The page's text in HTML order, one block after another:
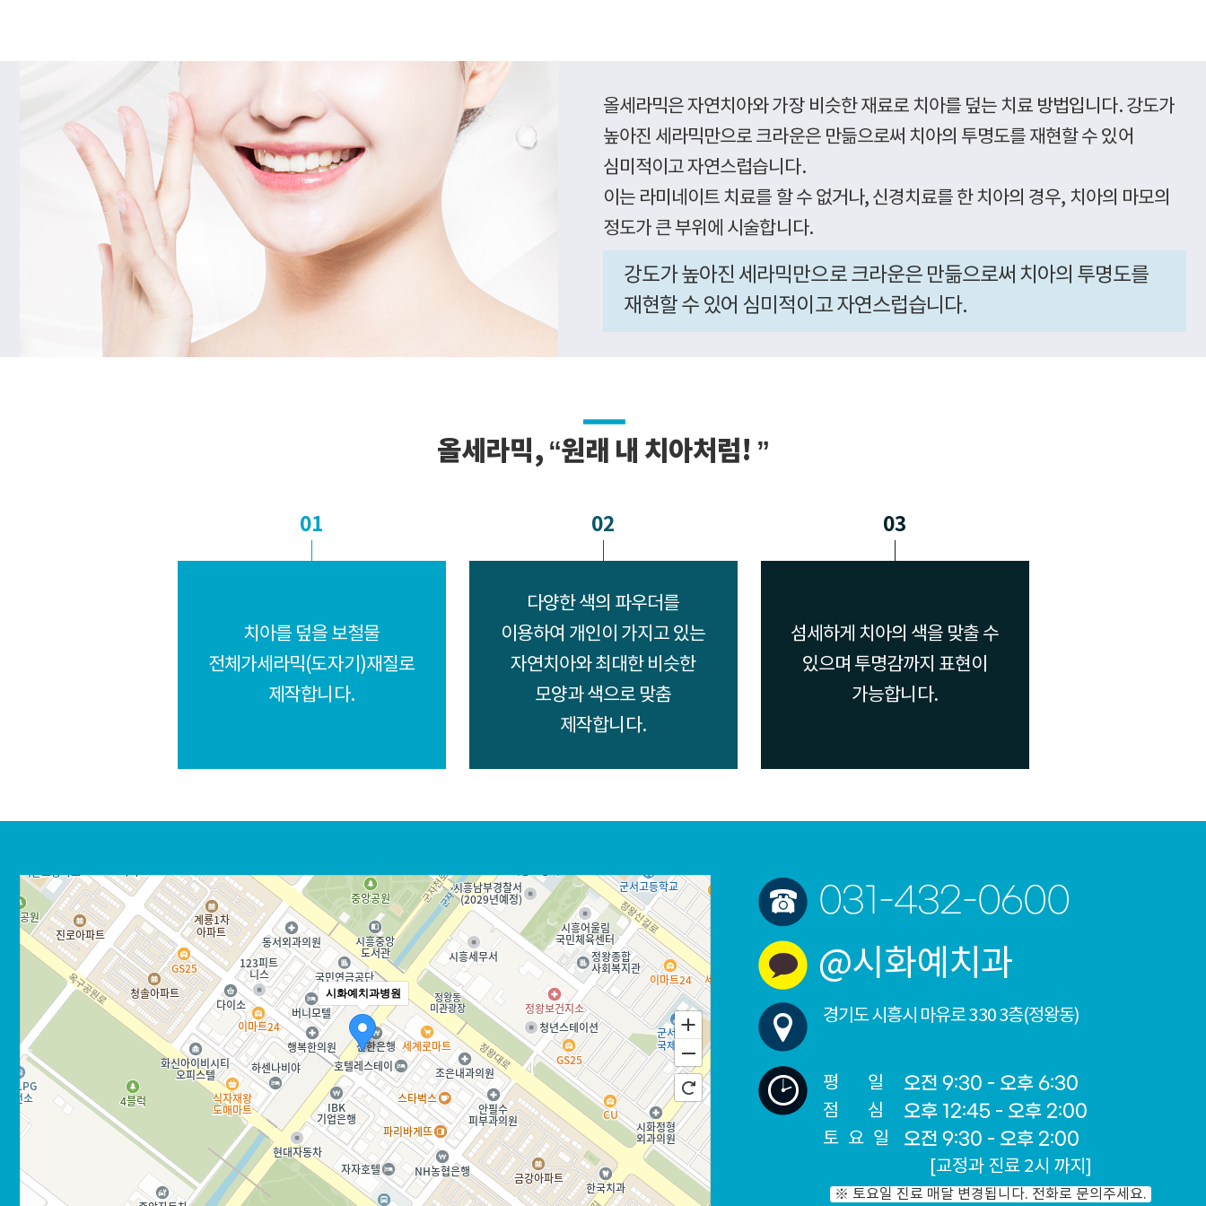
올세라믹은 자연치아와 가장 비슷한 재료로 치아를 덮는 치료 방법입니다. 강도가
높아진 세라믹만으로 크라운은 만듦으로써 치아의 투명도를 재현할 수 있어
심미적이고 자연스럽습니다.
이는 라미네이트 치료를 할 수 없거나, 신경치료를 한 치아의 경우, 치아의 마모의
정도가 큰 부위에 시술합니다.
강도가 높아진 세라믹만으로 크라운은 만듦으로써 치아의 투명도를
재현할 수 있어 심미적이고 자연스럽습니다.
올세라믹, “원래 내 치아처럼! ”
01
치아를 덮을 보철물
전체가세라믹(도자기)재질로
제작합니다.
02
다양한 색의 파우더를
이용하여 개인이 가지고 있는
자연치아와 최대한 비슷한
모양과 색으로 맞춤
제작합니다.
03
섬세하게 치아의 색을 맞출 수
있으며 투명감까지 표현이
가능합니다.
시화예치과병원
031-432-0600
@시화예치과
경기도 시흥시 마유로 330 3층(정왕동)
평 일 오전 9:30 - 오후 6:30
점 심 오후 12:45 - 오후 2:00
토요일 오전 9:30 - 오후 2:00
[교정과 진료 2시 까지]
※ 토요일 진료 매달 변경됩니다. 전화로 문의주세요.